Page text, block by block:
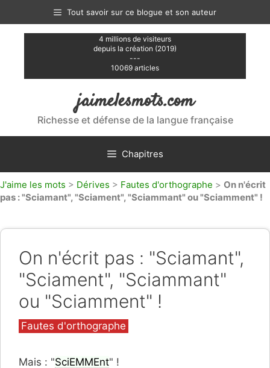
contenu
Tout savoir sur ce blogue et son auteur
4 millions de visiteurs
depuis la création (2019)
---
10069 articles
jaimelesmots.com
Richesse et défense de la langue française
Chapitres
J'aime les mots > Dérives > Fautes d'orthographe > On n'écrit
pas : "Sciamant", "Sciament", "Sciammant" ou "Sciamment" !
On n'écrit pas : "Sciamant",
"Sciament", "Sciammant"
ou "Sciamment" !
Catégories
Fautes d'orthographe
Mais : "SciEMMEnt" !